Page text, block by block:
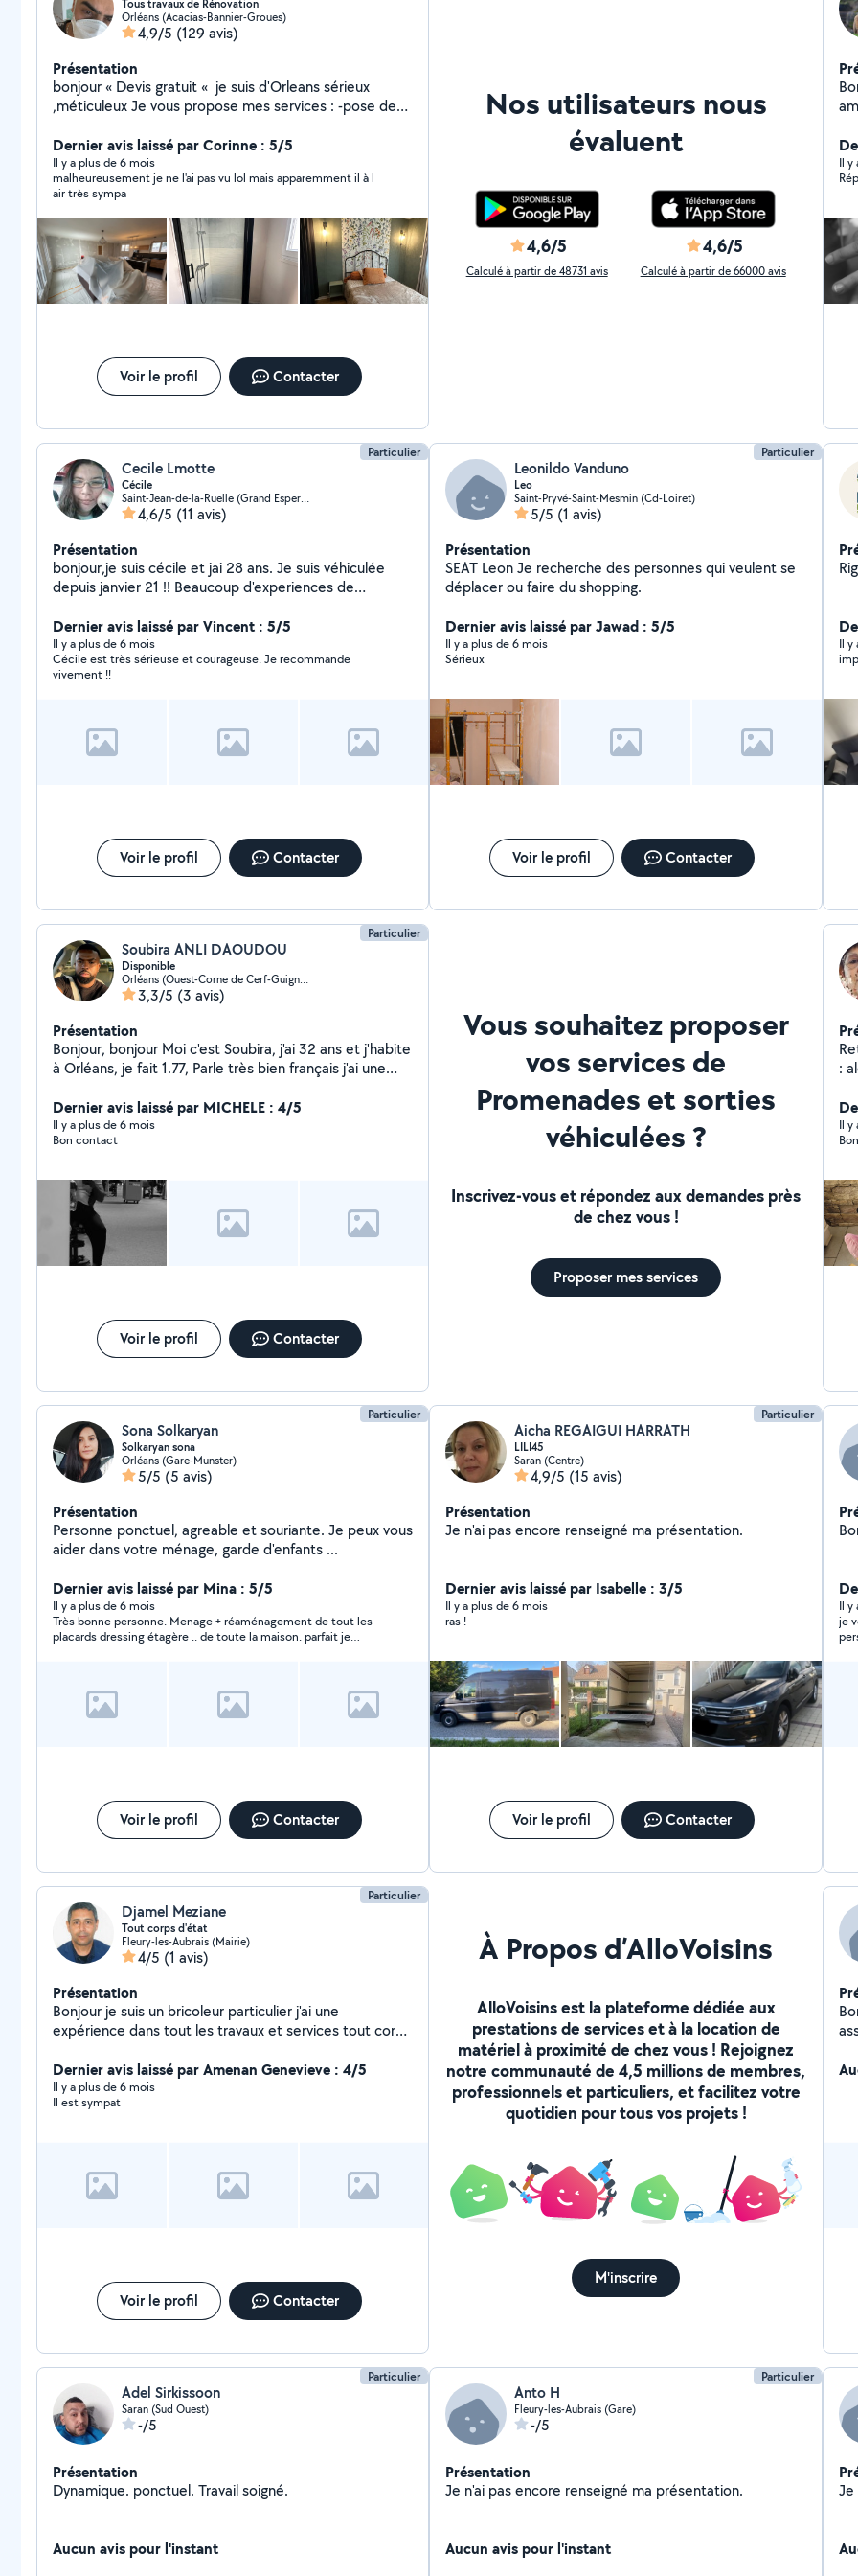
Tous travaux de Rénovation
Orléans (Acacias-Bannier-Groues)
4,9/5 (129 avis)
Présentation
bonjour « Devis gratuit « je suis d'Orleans sérieux
,méticuleux Je vous propose mes services : -pose de
/papier peint -placo/bande/ -bricolage en tout genre -
pose du parquet bois et pvc -dépannage en plomberie
Je suis équipé j'ai tout ce qu'il faut comme outils Si
vous avez besoin de quoi que ce soit ,n'hésitez pas . A
très bientôt.
Dernier avis laissé par Corinne : 5/5
Il y a plus de 6 mois
malheureusement je ne l'ai pas vu lol mais apparemment il à l
air très sympa
Voir le profil Contacter
Nos utilisateurs nous
évaluent
4,6/5
Calculé à partir de 48731 avis
4,6/5
Calculé à partir de 66000 avis
Il y
Particulier
Cecile Lmotte
Cécile
Saint-Jean-de-la-Ruelle (Grand Espere Est)
4,6/5 (11 avis)
Présentation
bonjour,je suis cécile et jai 28 ans. Je suis véhiculée
depuis janvier 21 !! Beaucoup d'experiences de
chiens. J'aime conduire, allez prendre votre drive ou
juste vous accompagner pour un rdv ne me dérange
pas. Je combat les abandons, laisser moi vos clefs et
j'irais m'occuper de vos compagnons à votre place. Je
mal à la fin du mois. N'hesitez pas à me contacter !!
Dernier avis laissé par Vincent : 5/5
Il y a plus de 6 mois
Cécile est très sérieuse et courageuse. Je recommande
vivement !!
Voir le profil Contacter
Particulier
Leonildo Vanduno
Leo
Saint-Pryvé-Saint-Mesmin (Cd-Loiret)
5/5 (1 avis)
Présentation
SEAT Leon Je recherche des personnes qui veulent se
déplacer ou faire du shopping.
Dernier avis laissé par Jawad : 5/5
Il y a plus de 6 mois
Sérieux
Voir le profil Contacter
Il y
Particulier
Soubira ANLI DAOUDOU
Disponible
Orléans (Ouest-Corne de Cerf-Guignegault)
3,3/5 (3 avis)
Présentation
Bonjour, bonjour Moi c'est Soubira, j'ai 32 ans et j'habite
à Orléans, je fait 1.77, Parle très bien français j'ai une
quelqu'un de très motivé avec une bonne énergie
positive est toujours partant pour un coup de main.
Besoin d'aide pour les travaille de nuits comme (tout
tout court, dans un périmètre de 20 kilometre. Je peu
participer pour les balades, Aide pour le
déménagement, Shooting photo, Balade à pied, Le
sport histoire d'être en forme, Alors n'hésitez surtout
pas Alors, hésitez pas
Dernier avis laissé par MICHELE : 4/5
Il y a plus de 6 mois
Bon contact
Voir le profil Contacter
Vous souhaitez proposer
vos services de
Promenades et sorties
véhiculées ?
Inscrivez-vous et répondez aux demandes près
de chez vous !
Proposer mes services
:
Il y
Particulier
Sona Solkaryan
Solkaryan sona
Orléans (Gare-Munster)
5/5 (5 avis)
Présentation
Personne ponctuel, agreable et souriante. Je peux vous
aider dans votre ménage, garde d'enfants ...
Dernier avis laissé par Mina : 5/5
Il y a plus de 6 mois
Très bonne personne. Menage + réaménagement de tout les
placards dressing étagère .. de toute la maison. parfait je
Voir le profil Contacter
Particulier
Aicha REGAIGUI HARRATH
LILI45
Saran (Centre)
4,9/5 (15 avis)
Présentation
Je n'ai pas encore renseigné ma présentation.
Dernier avis laissé par Isabelle : 3/5
Il y a plus de 6 mois
ras !
Voir le profil Contacter
Il y
je
Particulier
Djamel Meziane
Tout corps d'état
Fleury-les-Aubrais (Mairie)
4/5 (1 avis)
Présentation
Bonjour je suis un bricoleur particulier j'ai une
expérience dans tout les travaux et services tout corps
Dernier avis laissé par Amenan Genevieve : 4/5
Il y a plus de 6 mois
Il est sympat
Voir le profil Contacter
À Propos d’AlloVoisins
AlloVoisins est la plateforme dédiée aux
prestations de services et à la location de
matériel à proximité de chez vous ! Rejoignez
notre communauté de 4,5 millions de membres,
professionnels et particuliers, et facilitez votre
quotidien pour tous vos projets !
M'inscrire
Particulier
Adel Sirkissoon
Saran (Sud Ouest)
-/5
Présentation
Dynamique. ponctuel. Travail soigné.
Aucun avis pour l'instant
Particulier
Anto H
Fleury-les-Aubrais (Gare)
-/5
Présentation
Je n'ai pas encore renseigné ma présentation.
Aucun avis pour l'instant